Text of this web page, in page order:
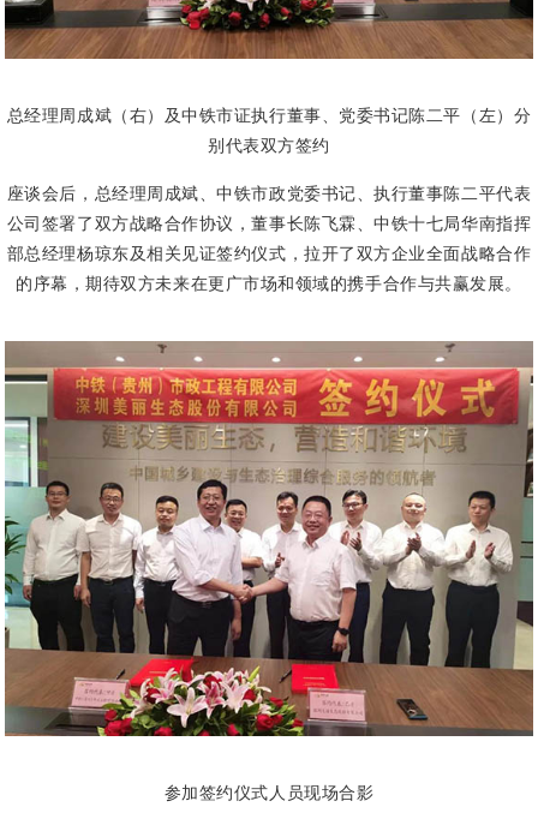
总经理周成斌（右）及中铁市证执行董事、党委书记陈二平（左）分
别代表双方签约
座谈会后，总经理周成斌、中铁市政党委书记、执行董事陈二平代表
公司签署了双方战略合作协议，董事长陈飞霖、中铁十七局华南指挥
部总经理杨琼东及相关见证签约仪式，拉开了双方企业全面战略合作
的序幕，期待双方未来在更广市场和领域的携手合作与共赢发展。
参加签约仪式人员现场合影